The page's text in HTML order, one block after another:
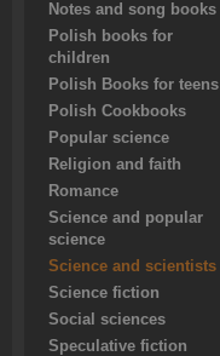
Notes and song books
Polish books for
children
Polish Books for teens
Polish Cookbooks
Popular science
Religion and faith
Romance
Science and popular
science
Science and scientists
Science fiction
Social sciences
Speculative fiction